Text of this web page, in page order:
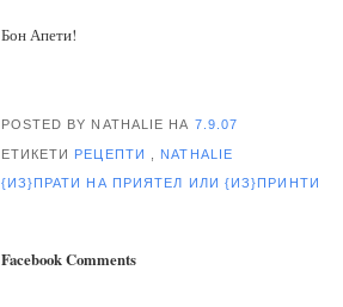
Бон Апети!
POSTED BY NATHALIE НА 7.9.07
ЕТИКЕТИ РЕЦЕПТИ NATHALIE
{ИЗ}ПРАТИ НА ПРИЯТЕЛ ИЛИ {ИЗ}ПРИНТИ
Facebook Comments